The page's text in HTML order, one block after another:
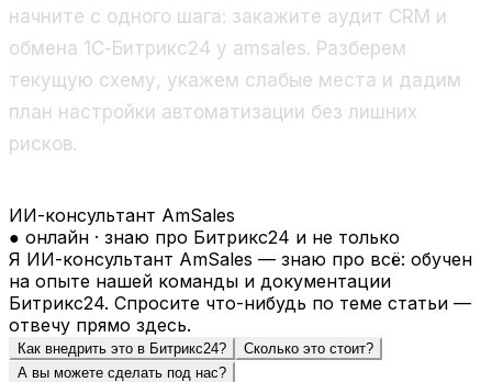
начните с одного шага: закажите аудит CRM и
обмена 1С-Битрикс24 у amsales. Разберем
текущую схему, укажем слабые места и дадим
план настройки автоматизации без лишних
рисков.
ИИ-консультант AmSales
● онлайн · знаю про Битрикс24 и не только
Я ИИ-консультант AmSales — знаю про всё: обучен
на опыте нашей команды и документации
Битрикс24. Спросите что-нибудь по теме статьи —
отвечу прямо здесь.
Как внедрить это в Битрикс24?
Сколько это стоит?
А вы можете сделать под нас?